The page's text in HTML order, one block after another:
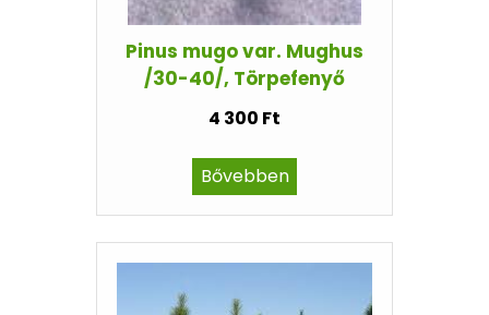
Pinus mugo var. Mughus
/30-40/, Törpefenyő
4 300 Ft
Bővebben